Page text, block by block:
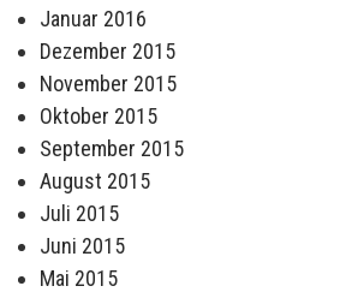
Januar 2016
Dezember 2015
November 2015
Oktober 2015
September 2015
August 2015
Juli 2015
Juni 2015
Mai 2015